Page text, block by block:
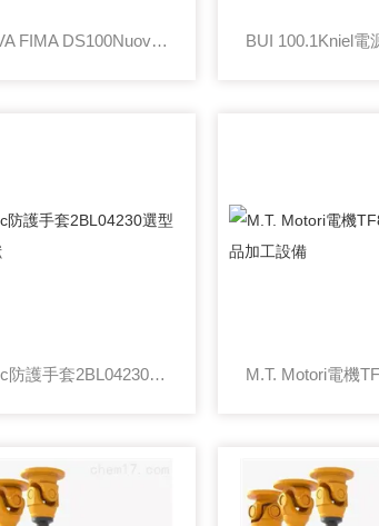
NUOVA FIMA DS100Nuova General安全閥G14/S整定壓力參數性能
Jugitec防護手套2BL04230選型參考文獻